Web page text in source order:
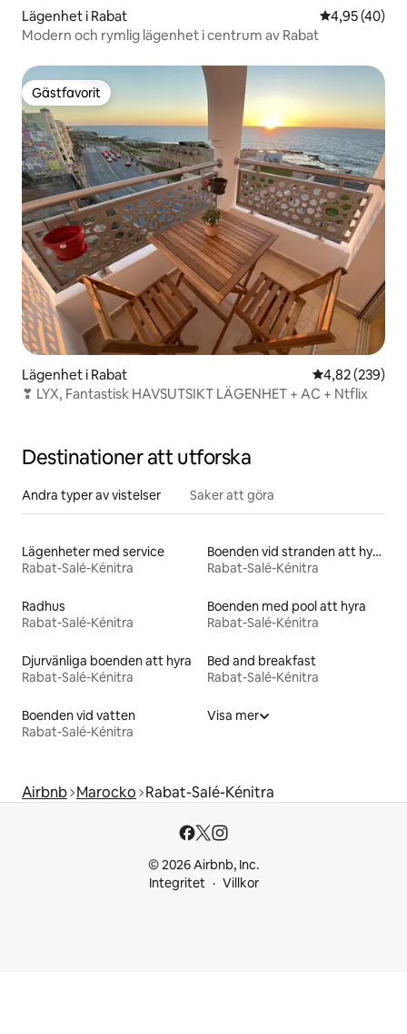
Lägenhet i Rabat 4,95 av 5 i
4,95 (40)
Modern och rymlig lägenhet i centrum av Rabat
Gästfavorit
Gästfavorit
Lägenhet i Rabat 4,82 av 5 i
4,82 (239)
❣ LYX, Fantastisk HAVSUTSIKT LÄGENHET + AC + Ntflix
Destinationer att utforska
Andra typer av vistelser Saker att göra
Lägenheter med service
Rabat-Salé-Kénitra
Boenden vid stranden att hyra
Rabat-Salé-Kénitra
Radhus
Rabat-Salé-Kénitra
Boenden med pool att hyra
Rabat-Salé-Kénitra
Djurvänliga boenden att hyra
Rabat-Salé-Kénitra
Bed and breakfast
Rabat-Salé-Kénitra
Boenden vid vatten
Rabat-Salé-Kénitra
Visa mer
Airbnb Marocko Rabat-Salé-Kénitra
© 2026 Airbnb, Inc.
Integritet
Villkor